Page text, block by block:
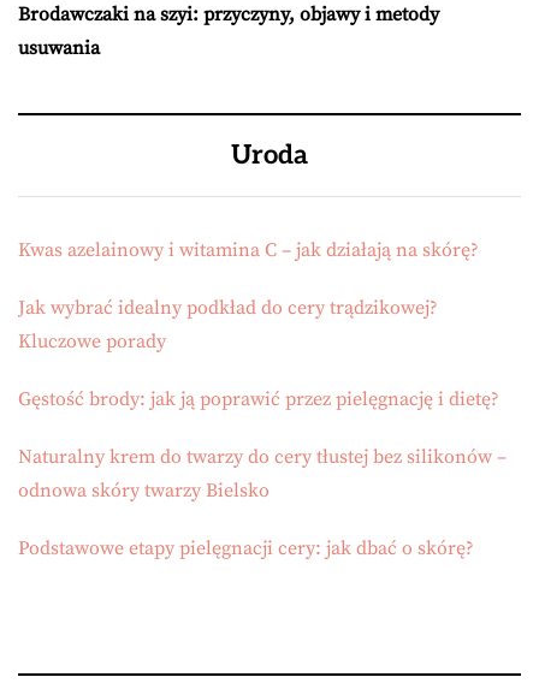
Brodawczaki na szyi: przyczyny, objawy i metody
usuwania
Uroda
Kwas azelainowy i witamina C – jak działają na skórę?
Jak wybrać idealny podkład do cery trądzikowej?
Kluczowe porady
Gęstość brody: jak ją poprawić przez pielęgnację i dietę?
Naturalny krem do twarzy do cery tłustej bez silikonów –
odnowa skóry twarzy Bielsko
Podstawowe etapy pielęgnacji cery: jak dbać o skórę?